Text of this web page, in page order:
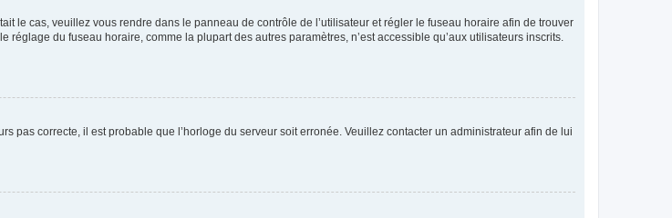
le cas, veuillez vous rendre dans le panneau de contrôle de l’utilisateur et régler le fuseau horaire afin de trouver
du fuseau horaire, comme la plupart des autres paramètres, n’est accessible qu’aux utilisateurs inscrits.
pas correcte, il est probable que l’horloge du serveur soit erronée. Veuillez contacter un administrateur afin de lui